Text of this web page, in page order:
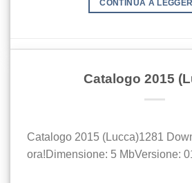
CONTINUA A
Catalogo 2015
Catalogo 2015 (Lucca)1281
ora!Dimensione: 5 MbVersione: